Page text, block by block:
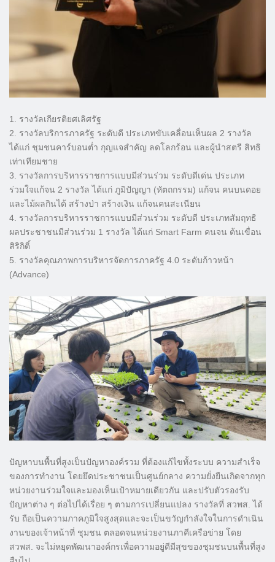
1. รางวัลเกียรติยศเลิศรัฐ
2. รางวัลบริการภาครัฐ ระดับดี ประเภทขับเคลื่อนเห็นผล 2 รางวัล
ได้แก่ ชุมชนคาร์บอนต่ำ กุญแจสำคัญ ลดโลกร้อน และผู้นำสตรี สิทธิ
เท่าเทียมชาย
3. รางวัลการบริหารราชการแบบมีส่วนร่วม ระดับดีเด่น ประเภท
ร่วมใจแก้จน 2 รางวัล ได้แก่ ภูมิปัญญา (หัตถกรรม) แก้จน คนบนดอย
และไม้ผลกินได้ สร้างป่า สร้างเงิน แก้จนคนสะเนียน
4. รางวัลการบริหารราชการแบบมีส่วนร่วม ระดับดี ประเภทสัมฤทธิ
ผลประชาชนมีส่วนร่วม 1 รางวัล ได้แก่ Smart Farm คนจน ต้นเขื่อน
สิริกิติ์
5. รางวัลคุณภาพการบริหารจัดการภาครัฐ 4.0 ระดับก้าวหน้า
(Advance)
ปัญหาบนพื้นที่สูงเป็นปัญหาองค์รวม ที่ต้องแก้ไขทั้งระบบ ความสำเร็จ
ของการทำงาน โดยยึดประชาชนเป็นศูนย์กลาง ความยั่งยืนเกิดจากทุก
หน่วยงานร่วมใจและมองเห็นเป้าหมายเดียวกัน และปรับตัวรองรับ
ปัญหาต่าง ๆ ต่อไปได้เรื่อย ๆ ตามการเปลี่ยนแปลง รางวัลที่ สวพส. ได้
รับ ถือเป็นความภาคภูมิใจสูงสุดและจะเป็นขวัญกำลังใจในการดำเนิน
งานของเจ้าหน้าที่ ชุมชน ตลอดจนหน่วยงานภาคีเครือข่าย โดย
สวพส. จะไม่หยุดพัฒนาองค์กรเพื่อความอยู่ดีมีสุขของชุมชนบนพื้นที่สูง